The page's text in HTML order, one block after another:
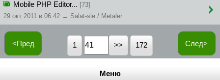
Mobile PHP Editor... [73]
29 окт 2011 в 06:42 → Salat-sie / Metaler
<Пред След>
1 172
Меню